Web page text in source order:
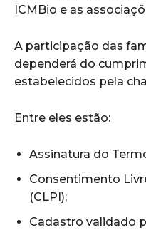
ICMBio e as
A participação das
dependerá do
estabelecidos pela
Entre eles estão:
Assinatura do
Consentimento
(CLPI);
Cadastro validado